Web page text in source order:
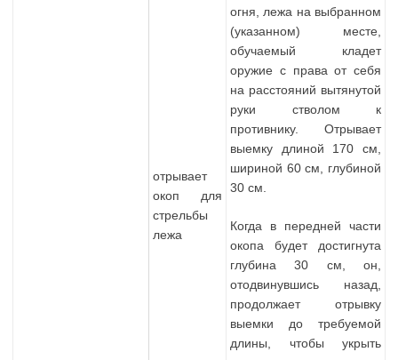
отрывает
окоп для
стрельбы
лежа
огня, лежа на выбранном
(указанном) месте,
обучаемый кладет
оружие с права от себя
на расстояний вытянутой
руки стволом к
противнику. Отрывает
выемку длиной 170 см,
шириной 60 см, глубиной
30 см.
Когда в передней части
окопа будет достигнута
глубина 30 см, он,
отодвинувшись назад,
продолжает отрывку
выемки до требуемой
длины, чтобы укрыть